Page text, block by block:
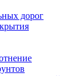
дорог